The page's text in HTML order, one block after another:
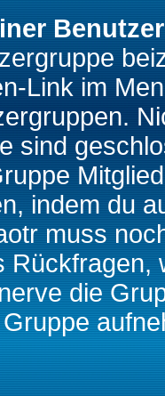
Link im
sind
indem du
muss
die